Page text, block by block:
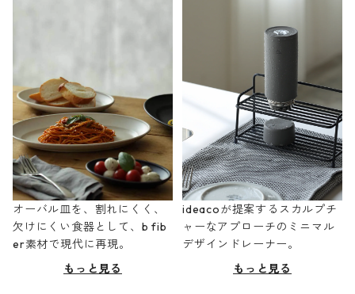
オーバル皿を、割れにくく、
欠けにくい食器として、b fib
er素材で現代に再現。
もっと見る
ideacoが提案するスカルプチ
ャーなアプローチのミニマル
デザインドレーナー。
もっと見る